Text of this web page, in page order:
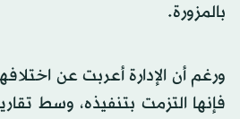
بالمزورة.
ورغم أن الإدارة أعربت عن
فإنها التزمت بتنفيذه، وسط